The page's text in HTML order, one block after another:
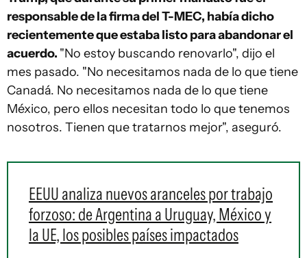
responsable de la firma del T-MEC, había dicho
recientemente que estaba listo para abandonar el
acuerdo. "No estoy buscando renovarlo", dijo el
mes pasado. "No necesitamos nada de lo que tiene
Canadá. No necesitamos nada de lo que tiene
México, pero ellos necesitan todo lo que tenemos
nosotros. Tienen que tratarnos mejor", aseguró.
EEUU analiza nuevos aranceles por trabajo
forzoso: de Argentina a Uruguay, México y
la UE, los posibles países impactados